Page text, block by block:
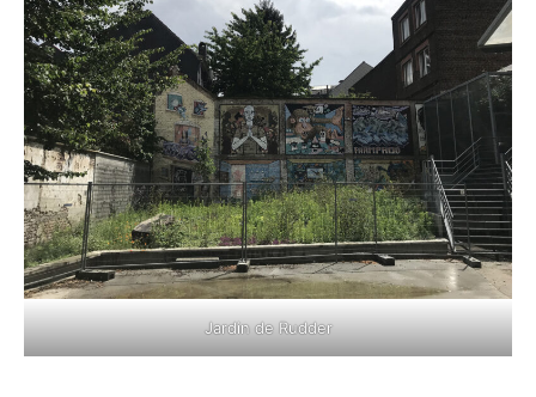
Jardin de Rudder